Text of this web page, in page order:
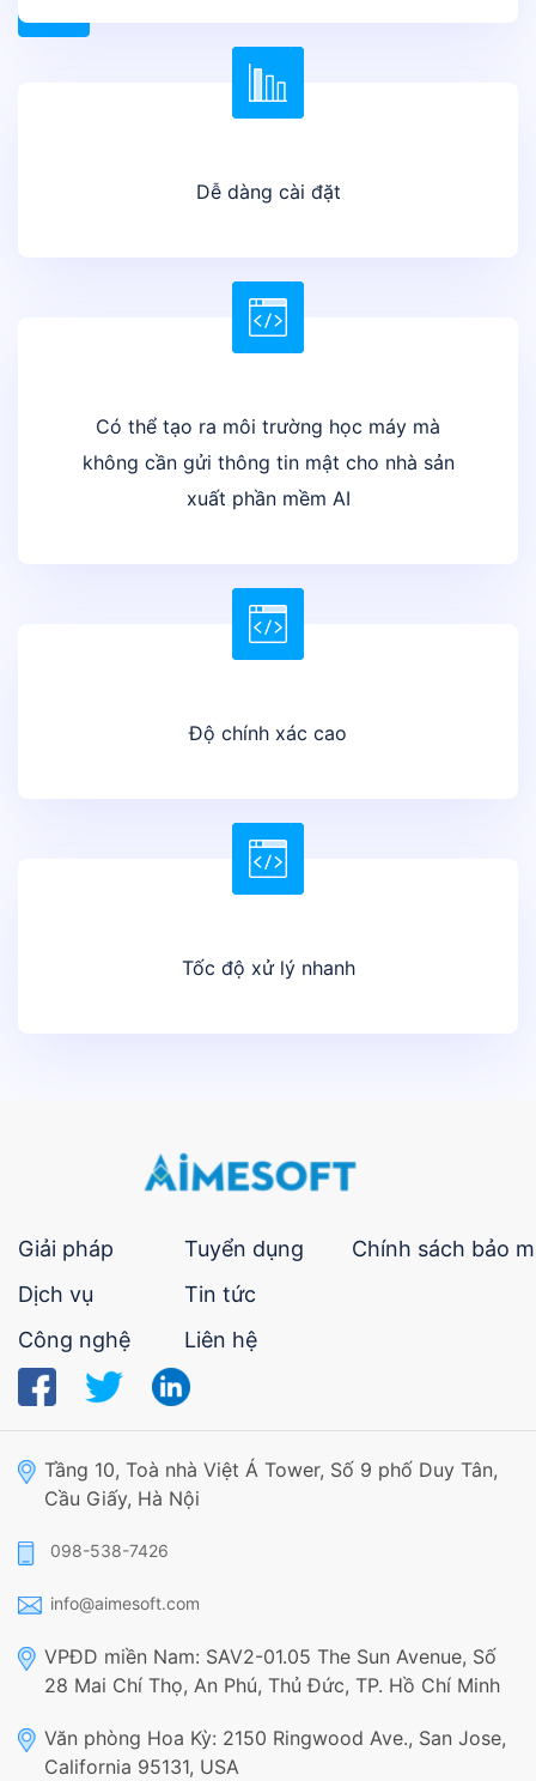
Dễ dàng cài đặt
Có thể tạo ra môi trường học máy mà
không cần gửi thông tin mật cho nhà sản
xuất phần mềm AI
Độ chính xác cao
Tốc độ xử lý nhanh
Giải pháp
Dịch vụ
Công nghệ
Tuyển dụng
Tin tức
Liên hệ
Chính sách bảo
Tầng 10, Toà nhà Việt Á Tower, Số 9 phố Duy Tân,
Cầu Giấy, Hà Nội
098-538-7426
info@aimesoft.com
VPĐD miền Nam: SAV2-01.05 The Sun Avenue, Số
28 Mai Chí Thọ, An Phú, Thủ Đức, TP. Hồ Chí Minh
Văn phòng Hoa Kỳ: 2150 Ringwood Ave., San Jose,
California 95131, USA